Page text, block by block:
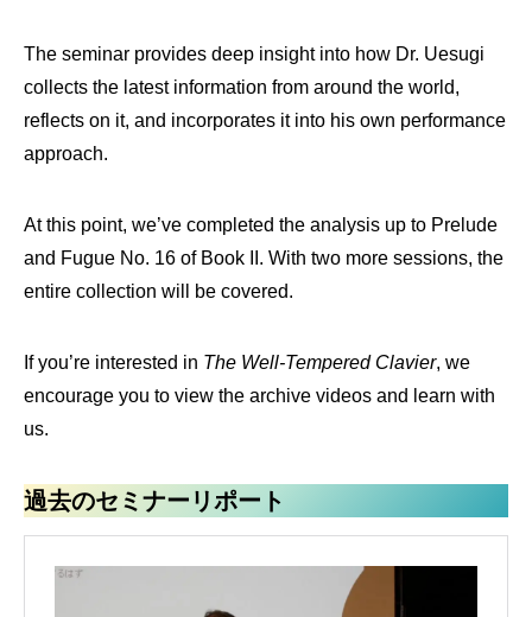
The seminar provides deep insight into how Dr. Uesugi
collects the latest information from around the world,
reflects on it, and incorporates it into his own performance
approach.
At this point, we’ve completed the analysis up to Prelude
and Fugue No. 16 of Book II. With two more sessions, the
entire collection will be covered.
If you’re interested in The Well-Tempered Clavier, we
encourage you to view the archive videos and learn with
us.
過去のセミナーリポート